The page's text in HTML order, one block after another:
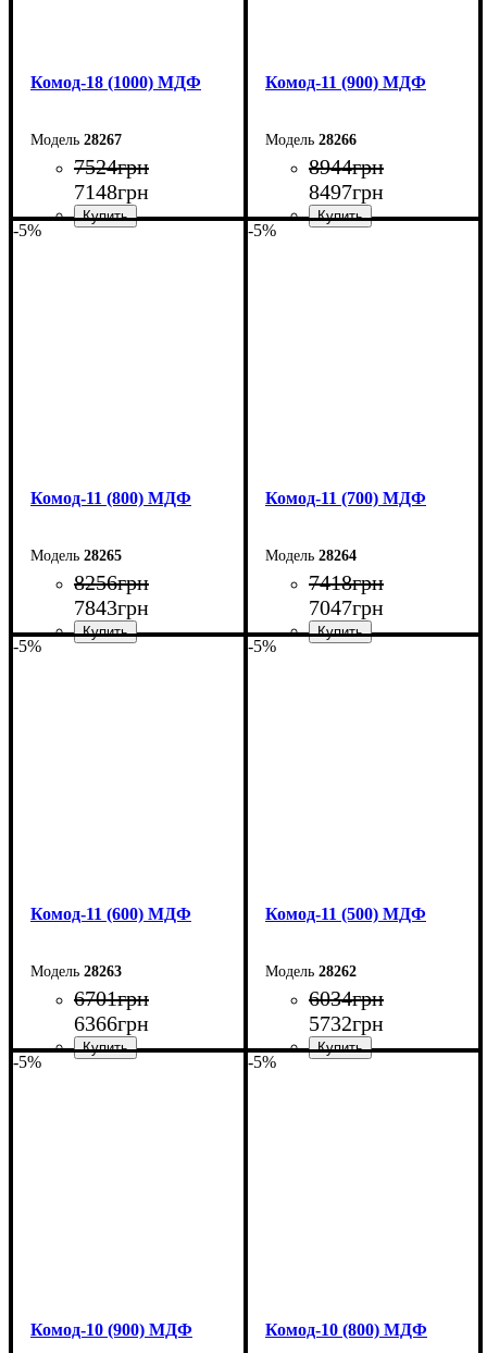
Комод-18 (1000) МДФ
28267
7524грн
7148грн
Комод-11 (900) МДФ
28266
8944грн
8497грн
-5%
Комод-11 (800) МДФ
28265
8256грн
7843грн
-5%
Комод-11 (700) МДФ
28264
7418грн
7047грн
-5%
Комод-11 (600) МДФ
28263
6701грн
6366грн
-5%
Комод-11 (500) МДФ
28262
6034грн
5732грн
-5%
Комод-10 (900) МДФ
-5%
Комод-10 (800) МДФ